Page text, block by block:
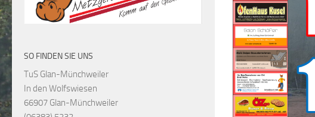
SO FINDEN SIE UNS
TuS Glan-Münchweiler
In den Wolfswiesen
66907 Glan-Münchweiler